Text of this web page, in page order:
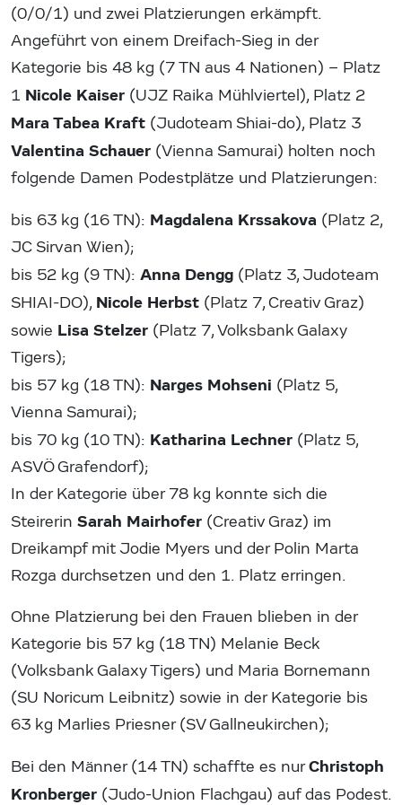
(0/0/1) und zwei Platzierungen erkämpft.
Angeführt von einem Dreifach-Sieg in der
Kategorie bis 48 kg (7 TN aus 4 Nationen) – Platz
1 Nicole Kaiser (UJZ Raika Mühlviertel), Platz 2
Mara Tabea Kraft (Judoteam Shiai-do), Platz 3
Valentina Schauer (Vienna Samurai) holten noch
folgende Damen Podestplätze und Platzierungen:
bis 63 kg (16 TN): Magdalena Krssakova (Platz 2,
JC Sirvan Wien);
bis 52 kg (9 TN): Anna Dengg (Platz 3, Judoteam
SHIAI-DO), Nicole Herbst (Platz 7, Creativ Graz)
sowie Lisa Stelzer (Platz 7, Volksbank Galaxy
Tigers);
bis 57 kg (18 TN): Narges Mohseni (Platz 5,
Vienna Samurai);
bis 70 kg (10 TN): Katharina Lechner (Platz 5,
ASVÖ Grafendorf);
In der Kategorie über 78 kg konnte sich die
Steirerin Sarah Mairhofer (Creativ Graz) im
Dreikampf mit Jodie Myers und der Polin Marta
Rozga durchsetzen und den 1. Platz erringen.
Ohne Platzierung bei den Frauen blieben in der
Kategorie bis 57 kg (18 TN) Melanie Beck
(Volksbank Galaxy Tigers) und Maria Bornemann
(SU Noricum Leibnitz) sowie in der Kategorie bis
63 kg Marlies Priesner (SV Gallneukirchen);
Bei den Männer (14 TN) schaffte es nurChristoph
Kronberger (Judo-Union Flachgau) auf das Podest.